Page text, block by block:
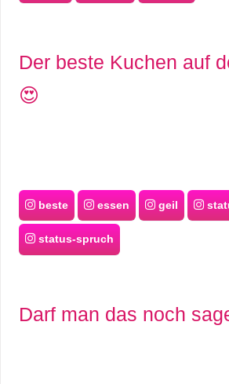
Der beste Kuchen auf
😍
beste essen geil
status-spruch
Darf man das noch